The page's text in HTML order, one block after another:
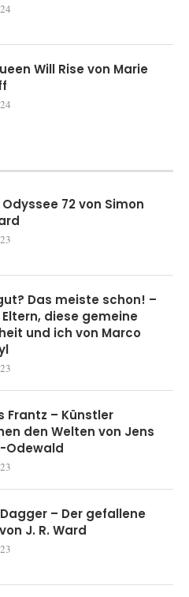
Will Rise von Marie
Odyssee 72 von Simon
Das meiste schon! –
Eltern, diese gemeine
und ich von Marco
Frantz – Künstler
den Welten von Jens
Odewald
– Der gefallene
J. R. Ward